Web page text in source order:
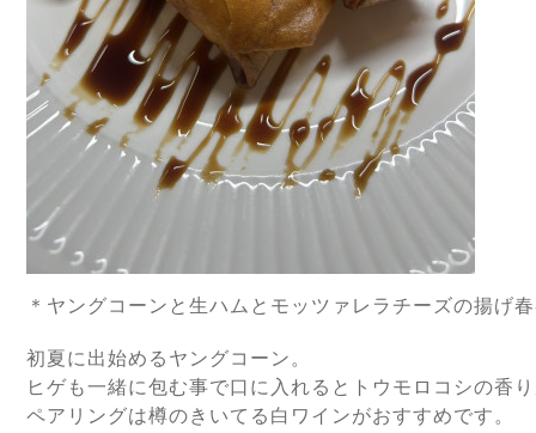
＊ヤングコーンと生ハムとモッツァレラチーズの揚げ
初夏に出始めるヤングコーン。
ヒゲも一緒に包む事で口に入れるとトウモロコシの香
ペアリングは樽のきいてる白ワインがおすすめです。